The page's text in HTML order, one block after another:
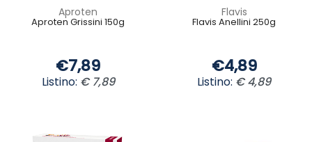
Aproten
Aproten Grissini 150g
€7,89
Listino: € 7,89
Flavis
Flavis Anellini 250g
€4,89
Listino: € 4,89